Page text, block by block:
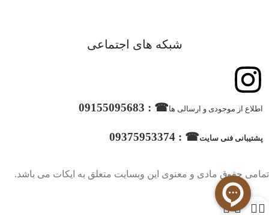
شبکه های اجتماعی
اطلاع از موجودی و ارسالی ها☎ : 09155095683
پشتیبانی فنی سایت☎ : 09375953374
تمامی حقوق مادی و معنوی این وبسایت متعلق به ایکات می باشد.
0